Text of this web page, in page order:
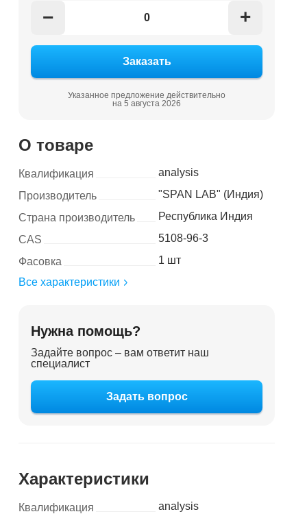
− +
Указанное предложение действительно
на 5 августа 2026
О товаре
Квалификация
analysis
Производитель
"SPAN LAB" (Индия)
Страна производитель
Республика Индия
CAS
5108-96-3
Фасовка
1 шт
Все характеристики
Нужна помощь?
Задайте вопрос – вам ответит наш
специалист
Задать вопрос
Характеристики
Квалификация
analysis